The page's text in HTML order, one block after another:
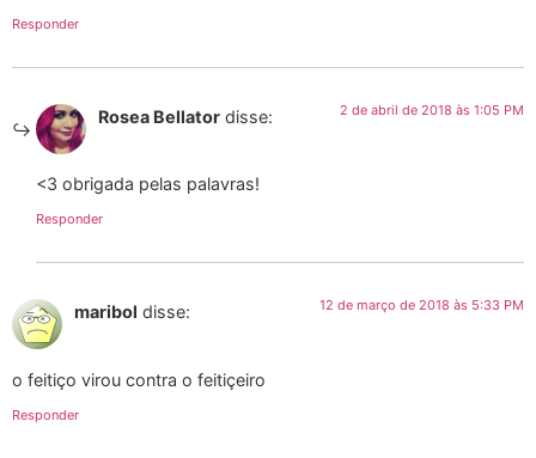
Responder
Rosea Bellator disse: 2 de abril de 2018 às 1:05 PM
<3 obrigada pelas palavras!
Responder
maribol disse: 12 de março de 2018 às 5:33 PM
o feitiço virou contra o feitiçeiro
Responder